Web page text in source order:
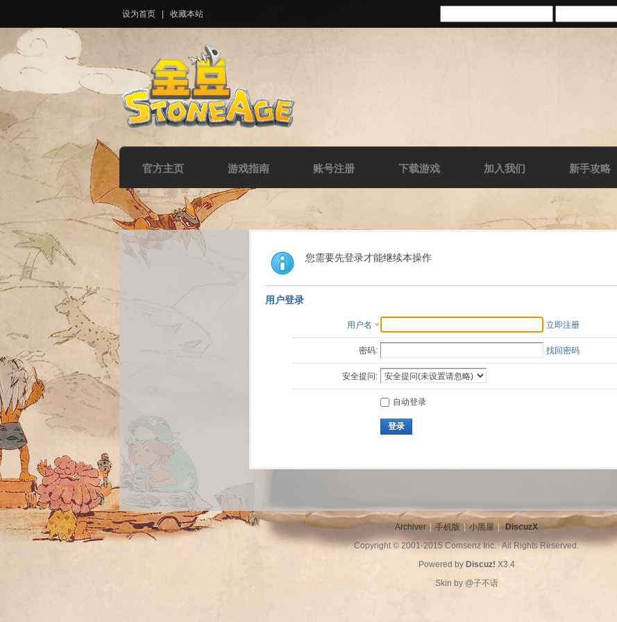
设为首页 收藏本站
官方主页 游戏指南 账号注册 下载游戏 加入我们 新手攻略
您需要先登录才能继续本操作
用户登录
用户名 立即注册
密码: 找回密码
安全提问:
自动登录
登录
Archiver | 手机版 | 小黑屋 | DiscuzX
Copyright © 2001-2015Comsenz Inc.All Rights Reserved.
Powered by Discuz! X3.4
Skin by @子不语